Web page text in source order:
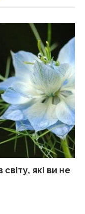
які ви не